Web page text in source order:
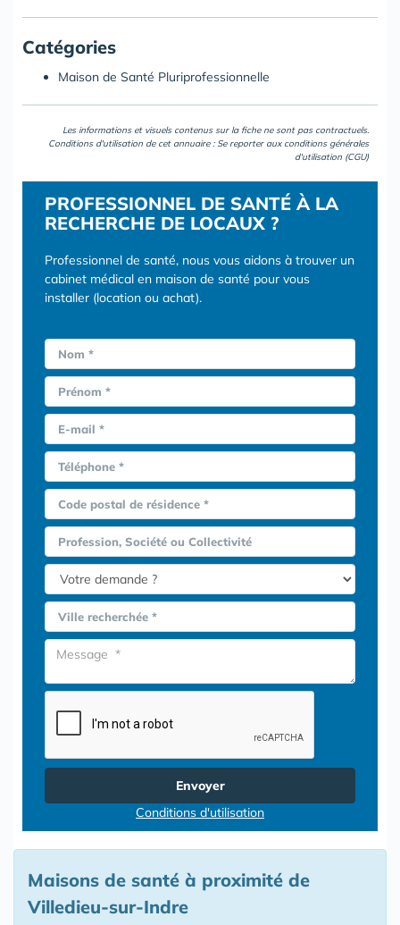
Catégories
Maison de Santé Pluriprofessionnelle
Les informations et visuels contenus sur la fiche ne sont pas contractuels.
Conditions d'utilisation de cet annuaire : Se reporter aux conditions générales
d'utilisation (CGU)
PROFESSIONNEL DE SANTÉ À LA
RECHERCHE DE LOCAUX ?
Professionnel de santé, nous vous aidons à trouver un
cabinet médical en maison de santé pour vous
installer (location ou achat).
Nom *
Prénom *
E-mail *
Téléphone *
Code postal de résidence *
Profession, Société ou Collectivité
Ville recherchée *
Envoyer
Conditions d'utilisation
Maisons de santé à proximité de
Villedieu-sur-Indre